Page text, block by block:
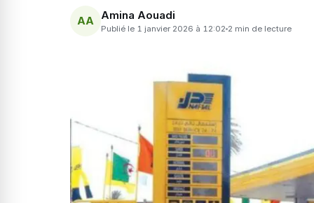
AA Amina Aouadi
Publié le 1 janvier 2026 à 12:02 2 min de lecture